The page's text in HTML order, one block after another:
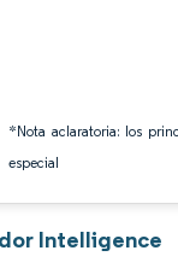
*Nota aclaratoria: los
especial
Intelligence